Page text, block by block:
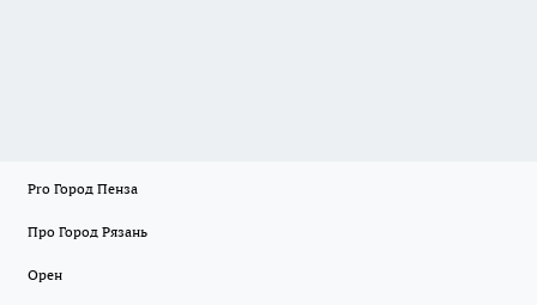
Pro Город Пенза
Про Город Рязань
Орен